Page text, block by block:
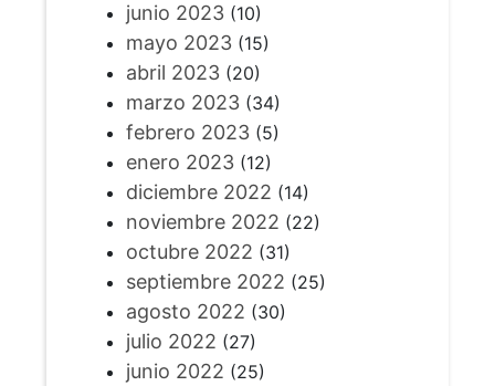
junio 2023(10)
mayo 2023(15)
abril 2023(20)
marzo 2023(34)
febrero 2023(5)
enero 2023(12)
diciembre 2022 (14)
noviembre 2022 (22)
octubre 2022 (31)
septiembre 2022 (25)
agosto 2022 (30)
julio 2022 (27)
junio 2022 (25)